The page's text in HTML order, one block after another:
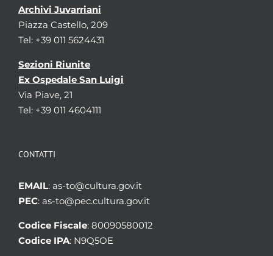
Archivi Juvarriani
Piazza Castello, 209
Tel: +39 011 5624431
Sezioni Riunite
Ex Ospedale San Luigi
Via Piave, 21
Tel: +39 011 4604111
CONTATTI
EMAIL: as-to@cultura.gov.it
PEC: as-to@pec.cultura.gov.it
Codice Fiscale: 80090580012
Codice IPA: N9Q5OE